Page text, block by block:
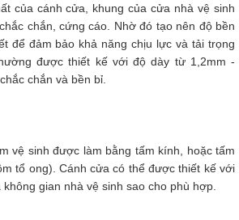
của cánh cửa, khung của cửa nhà vệ sinh
chắn, cứng cáo. Nhờ đó tạo nên độ bền
để đảm bảo khả năng chịu lực và tải trọng
được thiết kế với độ dày từ 1,2mm -
chắn và bền bỉ.
vệ sinh được làm bằng tấm kính, hoặc tấm
tổ ong). Cánh cửa có thể được thiết kế với
gian nhà vệ sinh sao cho phù hợp.